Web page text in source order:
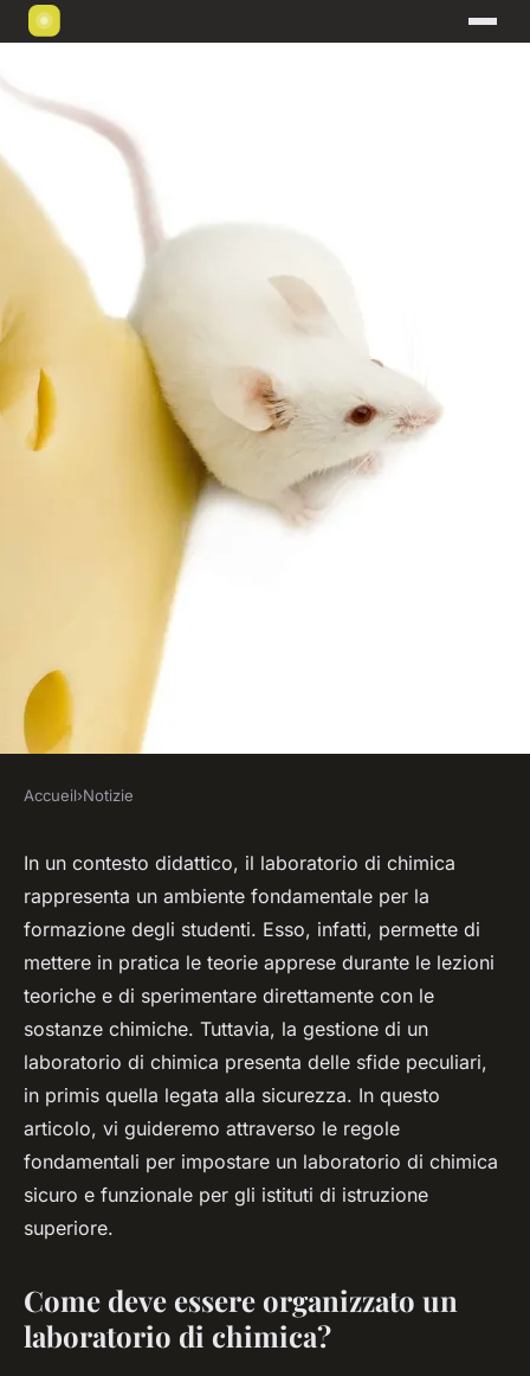
Come impostare un
laboratorio di chimica sicuro e
funzionale per istituti di
istruzione superiore?
Laure•4 aprile 2024• 7 min de lecture
Accueil›Notizie
In un contesto didattico, il laboratorio di chimica
rappresenta un ambiente fondamentale per la
formazione degli studenti. Esso, infatti, permette di
mettere in pratica le teorie apprese durante le lezioni
teoriche e di sperimentare direttamente con le
sostanze chimiche. Tuttavia, la gestione di un
laboratorio di chimica presenta delle sfide peculiari,
in primis quella legata alla sicurezza. In questo
articolo, vi guideremo attraverso le regole
fondamentali per impostare un laboratorio di chimica
sicuro e funzionale per gli istituti di istruzione
superiore.
Come deve essere organizzato un
laboratorio di chimica?